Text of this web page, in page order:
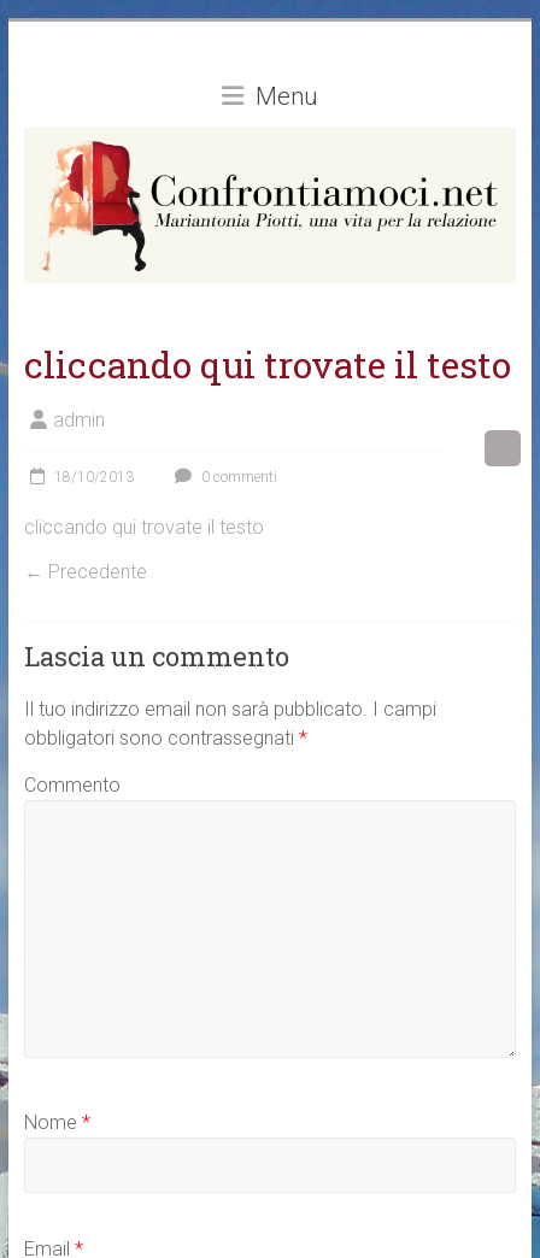
Menu
cliccando qui trovate il testo
admin
18/10/2013 0 commenti
cliccando qui trovate il testo
← Precedente
Lascia un commento
Il tuo indirizzo email non sarà pubblicato. I campi
obbligatori sono contrassegnati *
Commento
Nome *
Email *